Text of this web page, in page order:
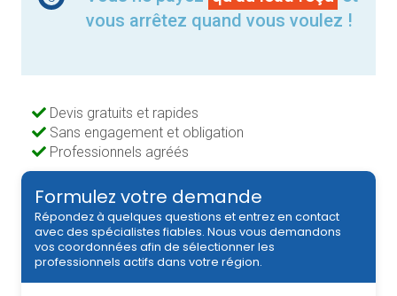
vous arrêtez quand vous voulez !
Devis gratuits et rapides
Sans engagement et obligation
Professionnels agréés
Formulez votre demande
Répondez à quelques questions et entrez en contact
avec des spécialistes fiables. Nous vous demandons
vos coordonnées afin de sélectionner les
professionnels actifs dans votre région.